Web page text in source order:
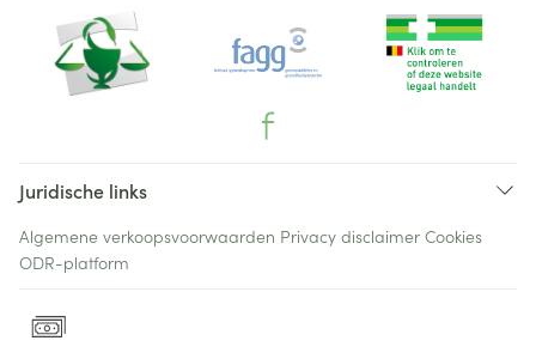
Juridische links
Algemene verkoopsvoorwaarden Privacy disclaimer Cookies
ODR-platform